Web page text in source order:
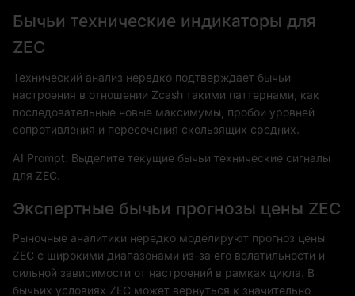
Бычьи технические индикаторы для
ZEC
Технический анализ нередко подтверждает бычьи
настроения в отношении Zcash такими паттернами, как
последовательные новые максимумы, пробои уровней
сопротивления и пересечения скользящих средних.
AI Prompt: Выделите текущие бычьи технические сигналы
для ZEC.
Экспертные бычьи прогнозы цены ZEC
Рыночные аналитики нередко моделируют прогноз цены
ZEC с широкими диапазонами из-за его волатильности и
сильной зависимости от настроений в рамках цикла. В
бычьих условиях ZEC может вернуться к значительно